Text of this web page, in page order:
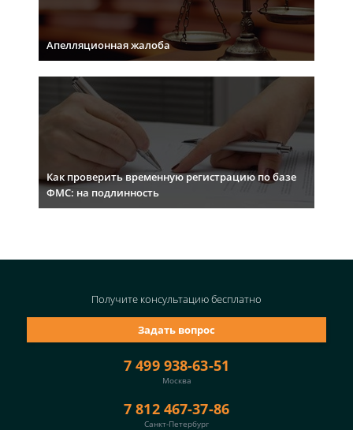
Апелляционная жалоба
Как проверить временную регистрацию по базе
ФМС: на подлинность
7 499 938-63-51
Москва
7 812 467-37-86
Санкт-Петербург
Задать вопрос
Получите консультациюбесплатно